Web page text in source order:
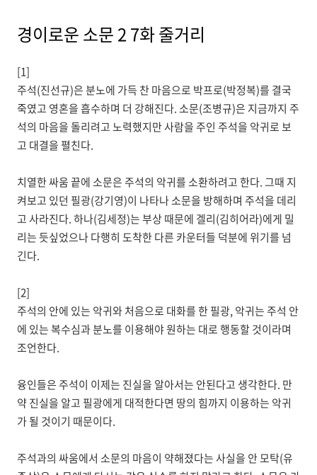
경이로운 소문 2 7화 줄거리
[1]
주석(진선규)은 분노에 가득 찬 마음으로 박프로(박정복)를 결국
죽였고 영혼을 흡수하며 더 강해진다. 소문(조병규)은 지금까지 주
석의 마음을 돌리려고 노력했지만 사람을 주인 주석을 악귀로 보
고 대결을 펼친다.
치열한 싸움 끝에 소문은 주석의 악귀를 소환하려고 한다. 그때 지
켜보고 있던 필광(강기영)이 나타나 소문을 방해하며 주석을 데리
고 사라진다. 하나(김세정)는 부상 때문에 겔리(김히어라)에게 밀
리는 듯싶었으나 다행히 도착한 다른 카운터들 덕분에 위기를 넘
긴다.
[2]
주석의 안에 있는 악귀와 처음으로 대화를 한 필광, 악귀는 주석 안
에 있는 복수심과 분노를 이용해야 원하는 대로 행동할 것이라며
조언한다.
융인들은 주석이 이제는 진실을 알아서는 안된다고 생각한다. 만
약 진실을 알고 필광에게 대적한다면 땅의 힘까지 이용하는 악귀
가 될 것이기 때문이다.
주석과의 싸움에서 소문의 마음이 약해졌다는 사실을 안 모탁(유